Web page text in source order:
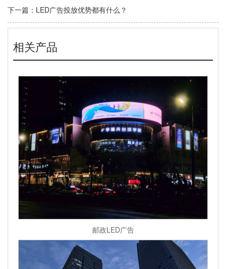
下一篇： LED广告投放优势都有什么？
相关产品
邮政LED广告